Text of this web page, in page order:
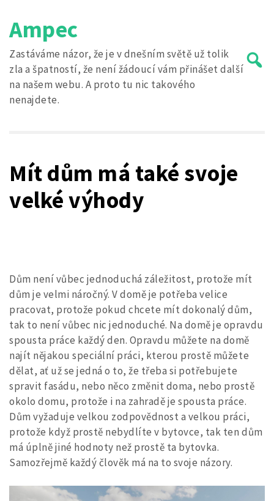
to
content
Ampec
Zastáváme názor, že je v dnešním světě už tolik
zla a špatností, že není žádoucí vám přinášet další
na našem webu. A proto tu nic takového
nenajdete.
Mít dům má také svoje
velké výhody
Dům není vůbec jednoduchá záležitost, protože mít
dům je velmi náročný. V domě je potřeba velice
pracovat, protože pokud chcete mít dokonalý dům,
tak to není vůbec nic jednoduché. Na domě je opravdu
spousta práce každý den. Opravdu můžete na domě
najít nějakou speciální práci, kterou prostě můžete
dělat, ať už se jedná o to, že třeba si potřebujete
spravit fasádu, nebo něco změnit doma, nebo prostě
okolo domu, protože i na zahradě je spousta práce.
Dům vyžaduje velkou zodpovědnost a velkou práci,
protože když prostě nebydlíte v bytovce, tak ten dům
má úplně jiné hodnoty než prostě ta bytovka.
Samozřejmě každý člověk má na to svoje názory.